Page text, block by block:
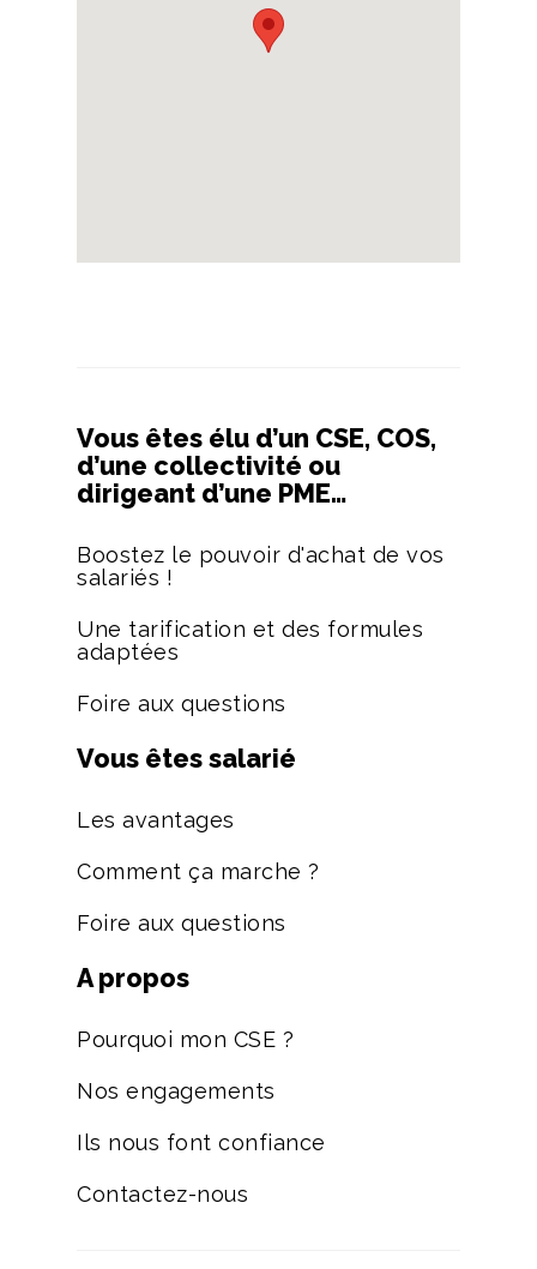
Vous êtes élu d’un CSE, COS,
d’une collectivité ou
dirigeant d’une PME…
Boostez le pouvoir d'achat de vos
salariés !
Une tarification et des formules
adaptées
Foire aux questions
Vous êtes salarié
Les avantages
Comment ça marche ?
Foire aux questions
A propos
Pourquoi mon CSE ?
Nos engagements
Ils nous font confiance
Contactez-nous